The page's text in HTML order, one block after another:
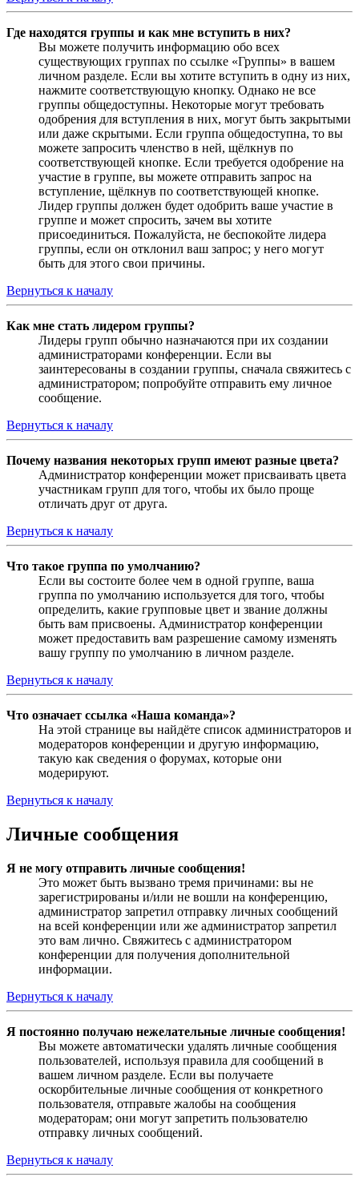
Где находятся группы и как мне вступить в них?
Вы можете получить информацию обо всех
существующих группах по ссылке «Группы» в вашем
личном разделе. Если вы хотите вступить в одну из них,
нажмите соответствующую кнопку. Однако не все
группы общедоступны. Некоторые могут требовать
одобрения для вступления в них, могут быть закрытыми
или даже скрытыми. Если группа общедоступна, то вы
можете запросить членство в ней, щёлкнув по
соответствующей кнопке. Если требуется одобрение на
участие в группе, вы можете отправить запрос на
вступление, щёлкнув по соответствующей кнопке.
Лидер группы должен будет одобрить ваше участие в
группе и может спросить, зачем вы хотите
присоединиться. Пожалуйста, не беспокойте лидера
группы, если он отклонил ваш запрос; у него могут
быть для этого свои причины.
Вернуться к началу
Как мне стать лидером группы?
Лидеры групп обычно назначаются при их создании
администраторами конференции. Если вы
заинтересованы в создании группы, сначала свяжитесь с
администратором; попробуйте отправить ему личное
сообщение.
Вернуться к началу
Почему названия некоторых групп имеют разные цвета?
Администратор конференции может присваивать цвета
участникам групп для того, чтобы их было проще
отличать друг от друга.
Вернуться к началу
Что такое группа по умолчанию?
Если вы состоите более чем в одной группе, ваша
группа по умолчанию используется для того, чтобы
определить, какие групповые цвет и звание должны
быть вам присвоены. Администратор конференции
может предоставить вам разрешение самому изменять
вашу группу по умолчанию в личном разделе.
Вернуться к началу
Что означает ссылка «Наша команда»?
На этой странице вы найдёте список администраторов и
модераторов конференции и другую информацию,
такую как сведения о форумах, которые они
модерируют.
Вернуться к началу
Личные сообщения
Я не могу отправить личные сообщения!
Это может быть вызвано тремя причинами: вы не
зарегистрированы и/или не вошли на конференцию,
администратор запретил отправку личных сообщений
на всей конференции или же администратор запретил
это вам лично. Свяжитесь с администратором
конференции для получения дополнительной
информации.
Вернуться к началу
Я постоянно получаю нежелательные личные сообщения!
Вы можете автоматически удалять личные сообщения
пользователей, используя правила для сообщений в
вашем личном разделе. Если вы получаете
оскорбительные личные сообщения от конкретного
пользователя, отправьте жалобы на сообщения
модераторам; они могут запретить пользователю
отправку личных сообщений.
Вернуться к началу